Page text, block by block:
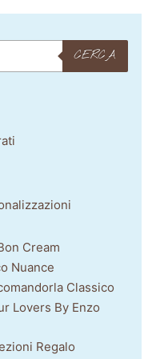
CERCA
Cream
Nuance
Classico
Lovers By Enzo
Regalo